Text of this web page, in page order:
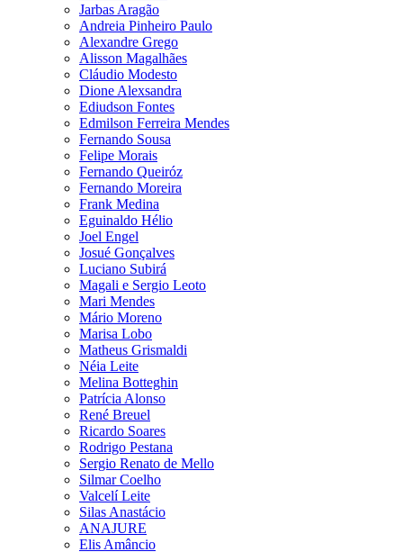
Jarbas Aragão
Andreia Pinheiro Paulo
Alexandre Grego
Alisson Magalhães
Cláudio Modesto
Dione Alexsandra
Ediudson Fontes
Edmilson Ferreira Mendes
Fernando Sousa
Felipe Morais
Fernando Queiróz
Fernando Moreira
Frank Medina
Eguinaldo Hélio
Joel Engel
Josué Gonçalves
Luciano Subirá
Magali e Sergio Leoto
Mari Mendes
Mário Moreno
Marisa Lobo
Matheus Grismaldi
Néia Leite
Melina Botteghin
Patrícia Alonso
René Breuel
Ricardo Soares
Rodrigo Pestana
Sergio Renato de Mello
Silmar Coelho
Valcelí Leite
Silas Anastácio
ANAJURE
Elis Amâncio